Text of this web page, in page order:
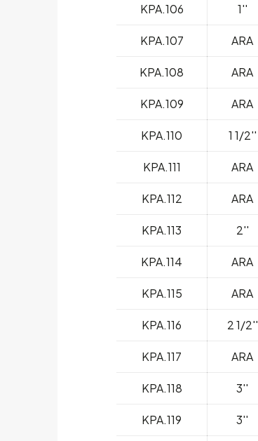
KPA.106 1''
KPA.107 ARA
KPA.108 ARA
KPA.109 ARA
KPA.110 1 1/2''
KPA.111 ARA
KPA.112 ARA
KPA.113 2''
KPA.114 ARA
KPA.115 ARA
KPA.116 2 1/2''
KPA.117 ARA
KPA.118 3''
KPA.119 3''